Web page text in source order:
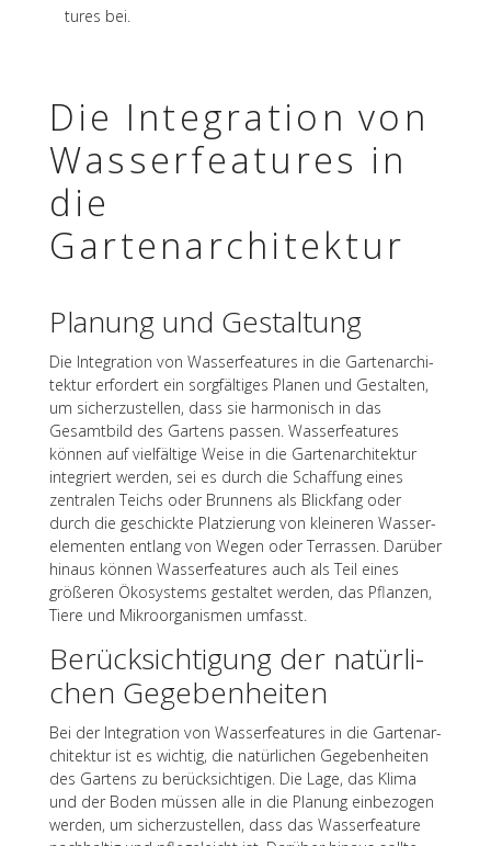
tures bei.
Die Inte­gra­tion von
Wasser­fea­tures in
die
Gartenarchitektur
Planung und Gestaltung
Die Inte­gra­tion von Wasser­fea­tures in die Garten­ar­chi­
tek­tur erfor­dert ein sorg­fäl­ti­ges Planen und Gestal­ten,
um sicher­zu­stel­len, dass sie harmo­nisch in das
Gesamt­bild des Gartens passen. Wasser­fea­tures
können auf viel­fäl­tige Weise in die Garten­ar­chi­tek­tur
inte­griert werden, sei es durch die Schaf­fung eines
zentra­len Teichs oder Brun­nens als Blick­fang oder
durch die geschickte Plat­zie­rung von klei­ne­ren Wasser­
ele­men­ten entlang von Wegen oder Terras­sen. Darüber
hinaus können Wasser­fea­tures auch als Teil eines
größe­ren Ökosys­tems gestal­tet werden, das Pflan­zen,
Tiere und Mikro­or­ga­nis­men umfasst.
Berück­sich­ti­gung der natür­li­
chen Gegebenheiten
Bei der Inte­gra­tion von Wasser­fea­tures in die Garten­ar­
chi­tek­tur ist es wich­tig, die natür­li­chen Gege­ben­hei­ten
des Gartens zu berück­sich­ti­gen. Die Lage, das Klima
und der Boden müssen alle in die Planung einbe­zo­gen
werden, um sicher­zu­stel­len, dass das Wasser­fea­ture